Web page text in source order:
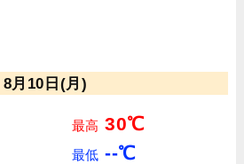
8月10日(月)
最高 30℃
最低 --℃